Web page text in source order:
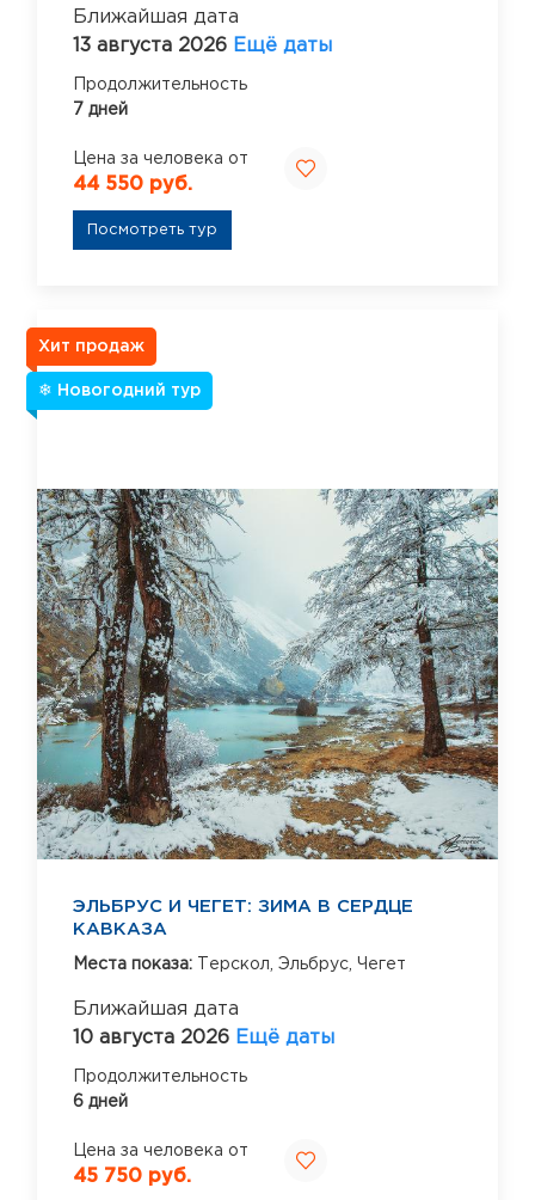
Ближайшая дата
13 августа 2026 Ещё даты
Продолжительность
7 дней
Цена за человека от
44 550 руб.
Посмотреть тур
Хит продаж
❄ Новогодний тур
ЭЛЬБРУС И ЧЕГЕТ: ЗИМА В СЕРДЦЕ
КАВКАЗА
Места показа: Терскол, Эльбрус, Чегет
Ближайшая дата
10 августа 2026 Ещё даты
Продолжительность
6 дней
Цена за человека от
45 750 руб.